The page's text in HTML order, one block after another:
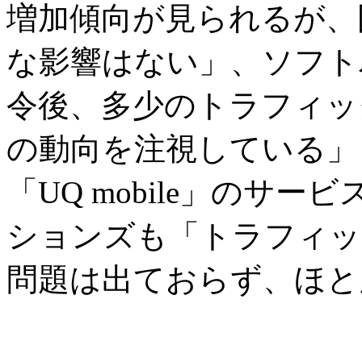
増加傾向が見られるが
な影響はない」、ソフ
令後、多少のトラフィ
の動向を注視している
「UQ mobile」のサー
ションズも「トラフィ
問題は出ておらず、ほ